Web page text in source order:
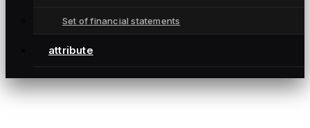
Set of financial statements
attribute